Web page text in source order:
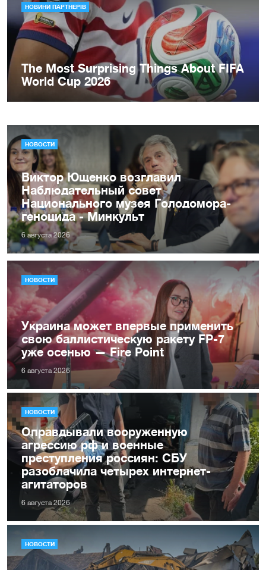
НОВОСТИ
Виктор Ющенко возглавил
Наблюдательный совет
Национального музея Голодомора-
геноцида - Минкульт
6 августа 2026
НОВОСТИ
Украина может впервые применить
свою баллистическую ракету FP-7
уже осенью — Fire Point
6 августа 2026
НОВОСТИ
Оправдывали вооруженную
агрессию рф и военные
преступления россиян: СБУ
разоблачила четырех интернет-
агитаторов
6 августа 2026
НОВОСТИ